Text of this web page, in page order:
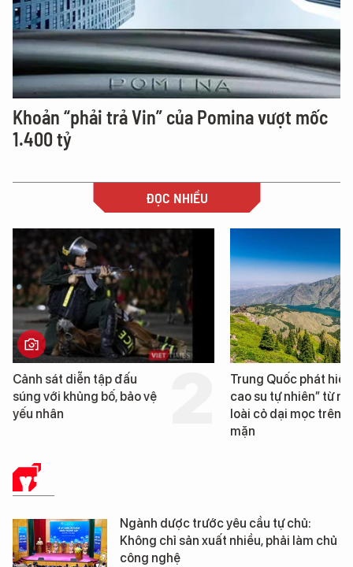
Khoản “phải trả Vin” của Pomina vượt mốc
1.400 tỷ
ĐỌC NHIỀU
Cảnh sát diễn tập đấu
súng với khủng bố, bảo vệ
yếu nhân
Trung Quốc phát hiện
cao su tự nhiên” từ
loài cỏ dại mọc trên
mặn
Y TẾ
Ngành dược trước yêu cầu tự chủ:
Không chỉ sản xuất nhiều, phải làm chủ
công nghệ